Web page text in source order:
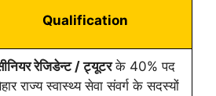
Qualification
रेजिडेन्ट / ट्यूटरके 40% पद
राज्य स्वास्थ्य सेवा संवर्ग के सदस्यों